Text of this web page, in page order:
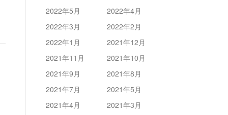
2022年5月
2022年4月
2022年3月
2022年2月
2022年1月
2021年12月
2021年11月
2021年10月
2021年9月
2021年8月
2021年7月
2021年5月
2021年4月
2021年3月